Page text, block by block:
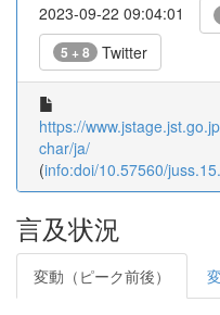
2023-09-22 09:04:01
5 + 8 Twitter
https://
char/ja/
(info:doi/10.57560/
言及状況
変動（ピーク前後）